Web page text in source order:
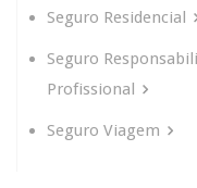
Seguro Residencial
Seguro
Profissional
Seguro Viagem